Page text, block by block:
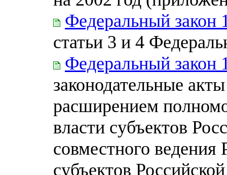
Федеральный закон
статьи 3 и 4
Федеральный закон
законодательные
расширением
власти субъектов
совместного
субъектов